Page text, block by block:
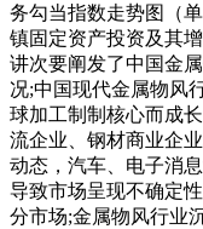
务勾当指数走势图（
镇固定资产投资及其
讲次要阐发了中国金
况;中国现代金属物风
球加工制制核心而成
流企业、钢材商业企
动态，汽车、电子消
导致市场呈现不确定
分市场;金属物风行业